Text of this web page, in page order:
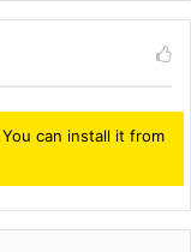
can install it from